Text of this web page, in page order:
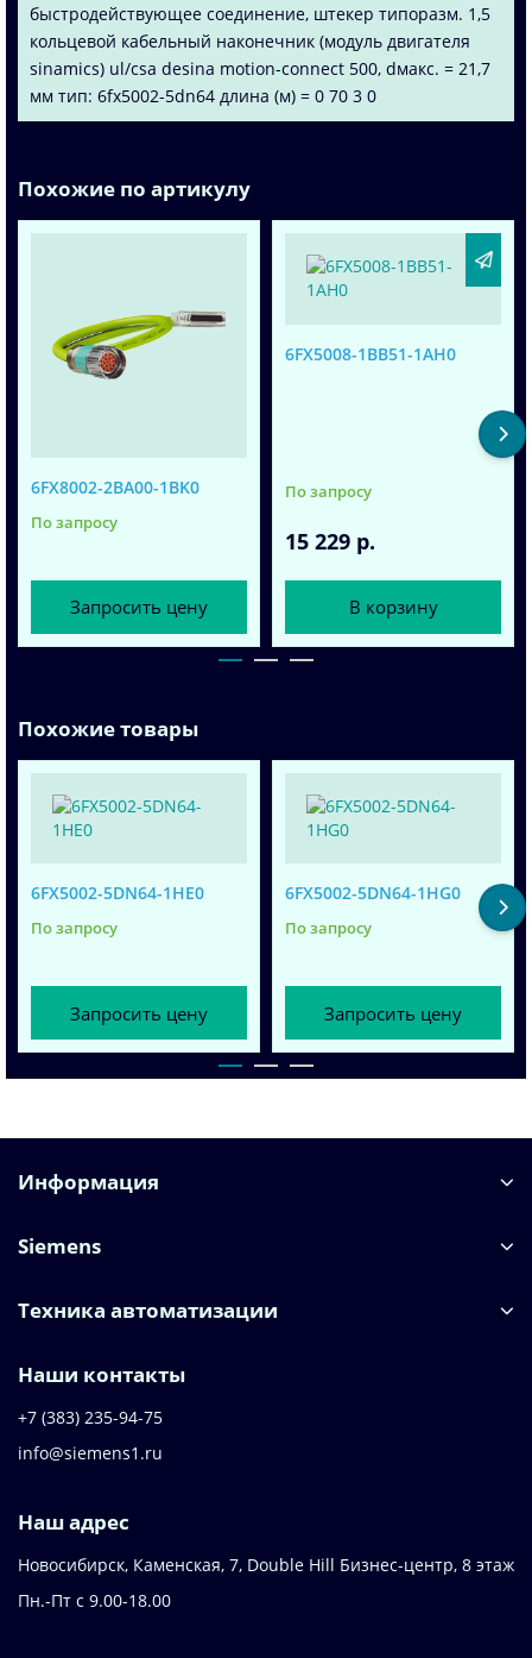
быстродействующее соединение, штекер типоразм. 1,5
кольцевой кабельный наконечник (модуль двигателя
sinamics) ul/csa desina motion-connect 500, dмакс. = 21,7
мм тип: 6fx5002-5dn64 длина (м) = 0 70 3 0
Похожие по артикулу
6FX8002-2BA00-1BK0
По запросу
Запросить цену
6FX5008-1BB51-1AH0
По запросу
15 229 р.
В корзину
Похожие товары
6FX5002-5DN64-1HE0
По запросу
Запросить цену
6FX5002-5DN64-1HG0
По запросу
Запросить цену
Информация
Siemens
Техника автоматизации
Наши контакты
+7 (383) 235-94-75
info@siemens1.ru
Наш адрес
Новосибирск, Каменская, 7, Double Hill ​Бизнес-центр, 8 этаж
Пн.-Пт с 9.00-18.00